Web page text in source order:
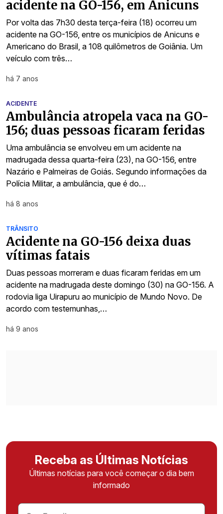
acidente na GO-156, em Anicuns
Por volta das 7h30 desta terça-feira (18) ocorreu um
acidente na GO-156, entre os municípios de Anicuns e
Americano do Brasil, a 108 quilômetros de Goiânia. Um
veículo com três…
há 7 anos
ACIDENTE
Ambulância atropela vaca na GO-
156; duas pessoas ficaram feridas
Uma ambulância se envolveu em um acidente na
madrugada dessa quarta-feira (23), na GO-156, entre
Nazário e Palmeiras de Goiás. Segundo informações da
Polícia Militar, a ambulância, que é do…
há 8 anos
TRÂNSITO
Acidente na GO-156 deixa duas
vítimas fatais
Duas pessoas morreram e duas ficaram feridas em um
acidente na madrugada deste domingo (30) na GO-156. A
rodovia liga Uirapuru ao município de Mundo Novo. De
acordo com testemunhas,…
há 9 anos
Receba as Últimas Notícias
Últimas notícias para você começar o dia bem
informado